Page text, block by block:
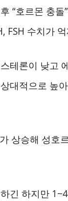
“호르몬 충돌
FSH 수치가
테론이 낮고
대적으로 높
상승해 성호
긴 하지만